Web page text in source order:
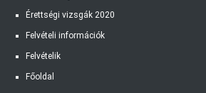
Érettségi vizsgák 2020
Felvételi információk
Felvételik
Főoldal